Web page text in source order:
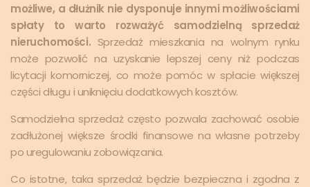
możliwe, a dłużnik nie dysponuje innymi możliwościami
spłaty to warto rozważyć samodzielną sprzedaż
nieruchomości. Sprzedaż mieszkania na wolnym rynku
może pozwolić na uzyskanie lepszej ceny niż podczas
licytacji komorniczej, co może pomóc w spłacie większej
części długu i uniknięciu dodatkowych kosztów.
Samodzielna sprzedaż często pozwala zachować osobie
zadłużonej większe środki finansowe na własne potrzeby
po uregulowaniu zobowiązania.
Co istotne, taka sprzedaż będzie bezpieczna i zgodna z